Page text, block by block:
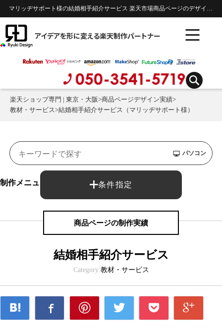
マリッヂサポート様の結婚相手紹介サービス 楽天市場商品ページのデザイン制作実績 | 教材・サービス
アイデアを形に変える楽天制作パートナー
楽天ショップ専門 | 東京・大阪>商品ページデザイン実績>
教材・サービス>結婚相手紹介サービス（マリッヂサポート様）
条件指定
パソコン
制作メニュー： 商品ページ
商品ページの制作実績
結婚相手紹介サービス
Category:教材・サービス